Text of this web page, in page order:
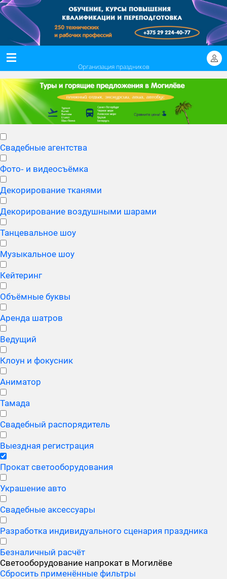
Организация праздников
Свадебные агентства
Фото‑ и видеосъёмка
Декорирование тканями
Декорирование воздушными шарами
Танцевальное шоу
Музыкальное шоу
Кейтеринг
Объёмные буквы
Аренда шатров
Ведущий
Клоун и фокусник
Аниматор
Тамада
Свадебный распорядитель
Выездная регистрация
Прокат светооборудования
Украшение авто
Свадебные аксессуары
Разработка индивидуального сценария праздника
Безналичный расчёт
Светооборудование напрокат в Могилёве
Сбросить применённые фильтры